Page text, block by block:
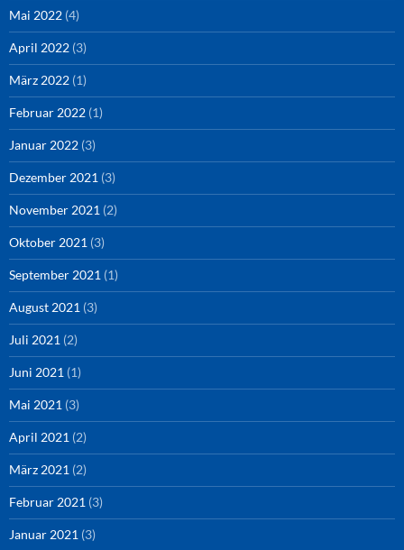
Mai 2022 (4)
April 2022 (3)
März 2022 (1)
Februar 2022 (1)
Januar 2022 (3)
Dezember 2021 (3)
November 2021 (2)
Oktober 2021 (3)
September 2021 (1)
August 2021 (3)
Juli 2021 (2)
Juni 2021 (1)
Mai 2021 (3)
April 2021 (2)
März 2021 (2)
Februar 2021 (3)
Januar 2021 (3)